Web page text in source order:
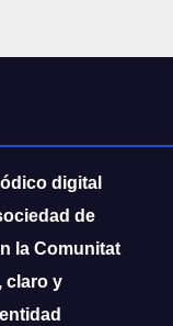
digital
de
la Comunitat
claro y